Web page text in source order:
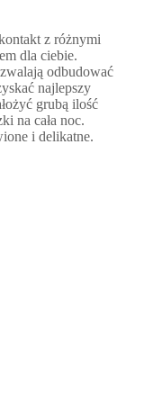
z różnymi
dla ciebie.
odbudować
najlepszy
grubą ilość
na cała noc.
i delikatne.